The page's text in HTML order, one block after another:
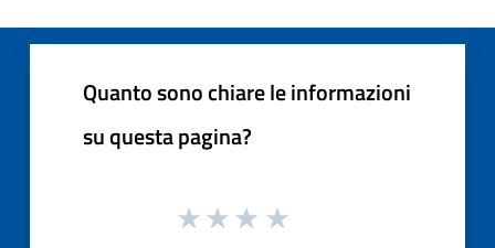
Quanto sono chiare le informazioni
su questa pagina?